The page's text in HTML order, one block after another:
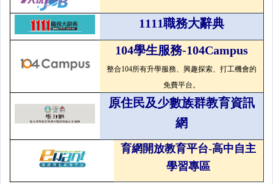
1111職務大辭典
104學生服務-104Campus
整合104所有升學服務、興趣探索、打工機會的
免費平台。
原住民及少數族群教育資訊
網
育網開放教育平台-高中自主
學習專區